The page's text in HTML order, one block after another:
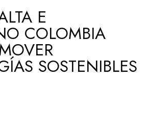
E
COLOMBIA
SOSTENIBLES